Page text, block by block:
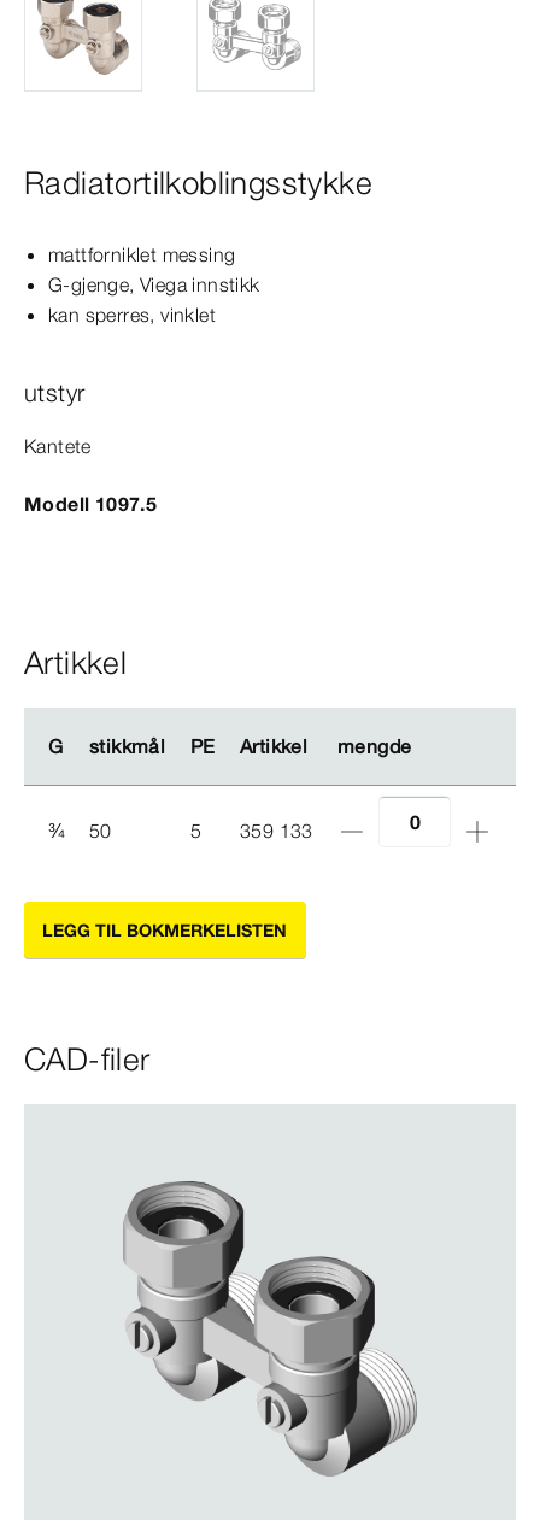
Radiatortilkoblingsstykke
mattforniklet messing
G-​gjenge, Viega innstikk
kan sperres, vinklet
utstyr
Kantete
Modell 1097.5
Artikkel
G stikkmål PE Artikkel mengde
G stikkmål PE Artikkel mengde
¾ 50 5 359 133
LEGG TIL BOKMERKELISTEN
CAD-filer